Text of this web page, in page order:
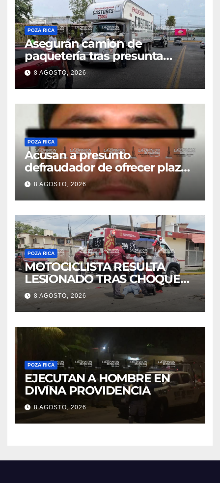
POZA RICA
Aseguran camión de
paquetería tras presunta
captura de una iguana en
Tuxpan
8 AGOSTO, 2026
POZA RICA
Acusan a presunto
defraudador de ofrecer plazas
de maestros
8 AGOSTO, 2026
POZA RICA
MOTOCICLISTA RESULTA
LESIONADO TRAS CHOQUE
EN LA 27 DE SEPTIEMBRE
8 AGOSTO, 2026
POZA RICA
EJECUTAN A HOMBRE EN
DIVINA PROVIDENCIA
8 AGOSTO, 2026